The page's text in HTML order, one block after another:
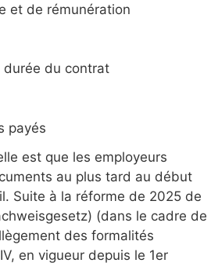
et de rémunération
du contrat
payés
est que les employeurs
au plus tard au début
Suite à la réforme de 2025 de
(dans le cadre de
des formalités
en vigueur depuis le 1er